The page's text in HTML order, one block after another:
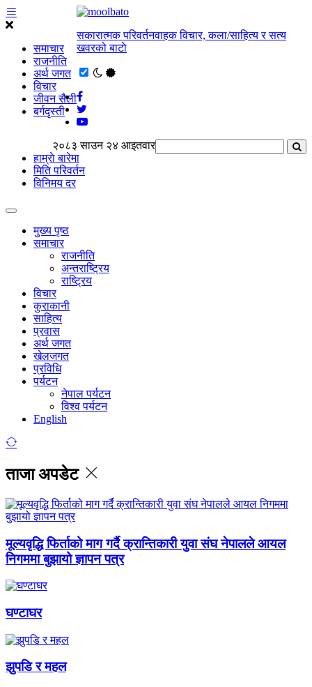
समाचार
राजनीति
अर्थ जगत
विचार
जीवन सैली
बर्गदृस्ती
सकारात्मक परिवर्तनवाहक विचार, कला/साहित्य र सत्य
खवरको बाटाे
२०८३ साउन २४ आइतवार
हाम्राे बारेमा
मिति परिवर्तन
विनिमय दर
मुख्य पृष्ठ
समाचार
राजनीति
अन्तराष्ट्रिय
राष्ट्रिय
विचार
कुराकानी
साहित्य
प्रवास
अर्थ जगत
खेलजगत
प्रविधि
पर्यटन
नेपाल पर्यटन
विश्व पर्यटन
English
ताजा अपडेट
मूल्यवृद्धि फिर्ताको माग गर्दै क्रान्तिकारी युवा संघ नेपालले आयल
निगममा बुझायो ज्ञापन पत्र
घण्टाघर
झुपडि र महल